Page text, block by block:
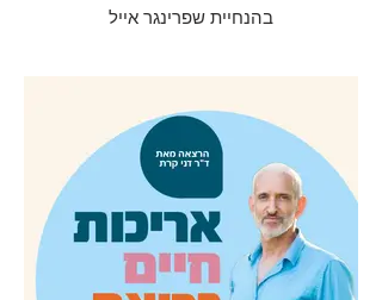
בהנחיית שפרינגר אייל